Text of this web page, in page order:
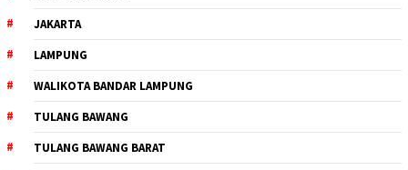
JAKARTA
LAMPUNG
WALIKOTA BANDAR LAMPUNG
TULANG BAWANG
TULANG BAWANG BARAT